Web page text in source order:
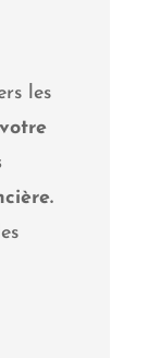
les